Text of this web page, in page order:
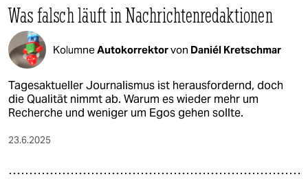
Was falsch läuft in Nachrichtenredaktionen
KolumneAutokorrektorvon Daniél Kretschmar
Tagesaktueller Journalismus ist herausfordernd, doch
die Qualität nimmt ab. Warum es wieder mehr um
Recherche und weniger um Egos gehen sollte.
23.6.2025